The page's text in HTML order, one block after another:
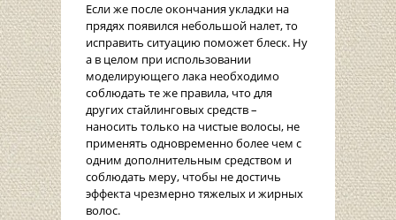
Если же после окончания укладки на
прядях появился небольшой налет, то
исправить ситуацию поможет блеск. Ну
а в целом при использовании
моделирующего лака необходимо
соблюдать те же правила, что для
других стайлинговых средств –
наносить только на чистые волосы, не
применять одновременно более чем с
одним дополнительным средством и
соблюдать меру, чтобы не достичь
эффекта чрезмерно тяжелых и жирных
волос.